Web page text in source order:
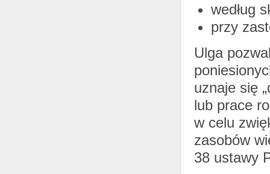
według
przy
Ulga
uznaje się
lub prace
w celu
zasobów
38 ustawy